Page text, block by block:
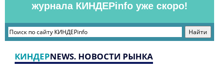
журнала КИНДЕРinfo уже скоро!
КИНДЕРNEWS. НОВОСТИ РЫНКА